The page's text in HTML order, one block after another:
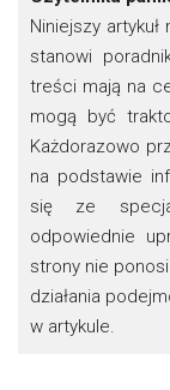
Niniejszy
stanowi
treści mają na
mogą być
Każdorazowo
na podstawie
się ze
odpowiednie
strony nie
działania
w artykule.